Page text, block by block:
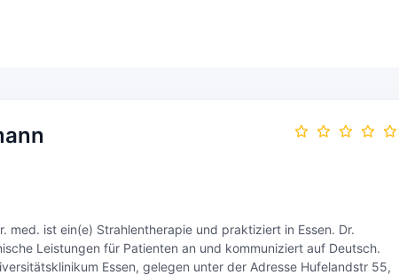
med. ist ein(e) Strahlentherapie und praktiziert in Essen. Dr.
Leistungen für Patienten an und kommuniziert auf Deutsch.
Essen, gelegen unter der Adresse Hufelandstr 55,